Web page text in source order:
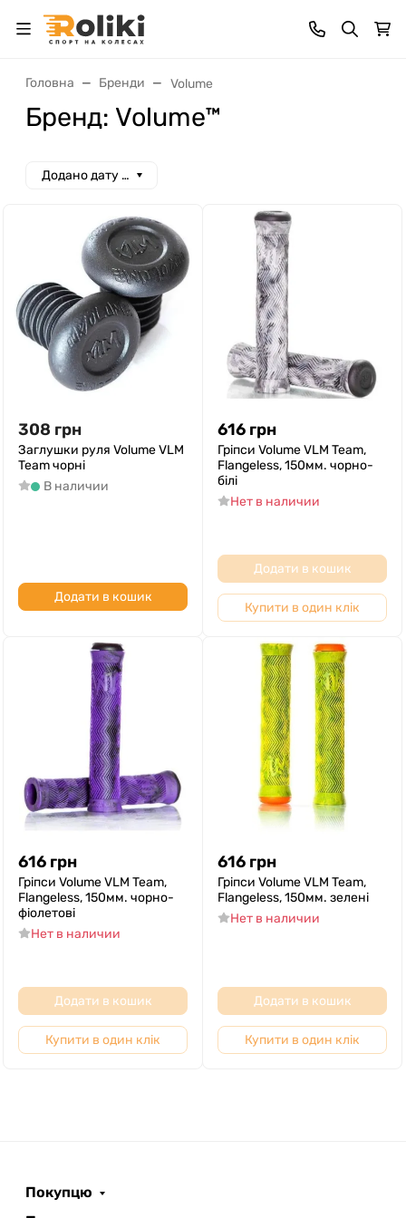
Головна Бренди Volume
Бренд: Volume™
Додано дату спад
308 грн
Заглушки руля Volume VLM
Team чорні
В наличии
Додати в кошик
616 грн
Гріпси Volume VLM Team,
Flangeless, 150мм. чорно-
білі
Нет в наличии
Додати в кошик
Купити в один клік
616 грн
Гріпси Volume VLM Team,
Flangeless, 150мм. чорно-
фіолетові
Нет в наличии
Додати в кошик
Купити в один клік
616 грн
Гріпси Volume VLM Team,
Flangeless, 150мм. зелені
Нет в наличии
Додати в кошик
Купити в один клік
Покупцю